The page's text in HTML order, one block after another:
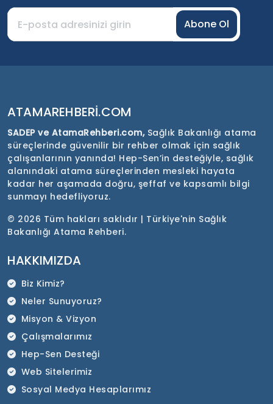
Abone Ol
ATAMAREHBERI.COM
SADEP ve AtamaRehberi.com, Sağlık Bakanlığı atama
süreçlerinde güvenilir bir rehber olmak için sağlık
çalışanlarının yanında! Hep-Sen’in desteğiyle, sağlık
alanındaki atama süreçlerinden mesleki hayata
kadar her aşamada doğru, şeffaf ve kapsamlı bilgi
sunmayı hedefliyoruz.
© 2026 Tüm hakları saklıdır | Türkiye'nin Sağlık
Bakanlığı Atama Rehberi.
HAKKIMIZDA
Biz Kimiz?
Neler Sunuyoruz?
Misyon & Vizyon
Çalışmalarımız
Hep-Sen Desteği
Web Sitelerimiz
Sosyal Medya Hesaplarımız